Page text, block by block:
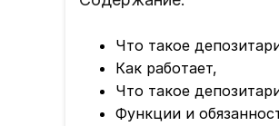
Что такое
Как работает,
Что такое
Функции и